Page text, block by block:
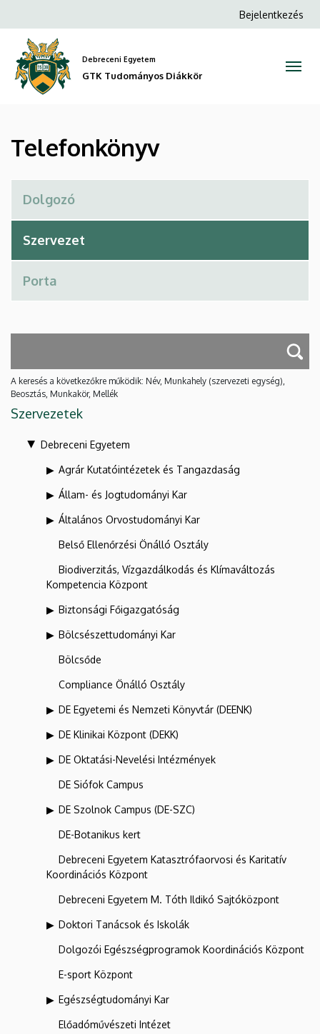
GTK
Tudományos
Diákkör
a
tartalomra
Anonim
Bejelentkezés
Debreceni Egyetem
GTK Tudományos Diákkör
Telefonkönyv
A keresés a következőkre működik: Név, Munkahely (szervezeti egység),
Beosztás, Munkakör, Mellék
Szervezetek
Debreceni Egyetem
Agrár Kutatóintézetek és Tangazdaság
Állam- és Jogtudományi Kar
Általános Orvostudományi Kar
Belső Ellenőrzési Önálló Osztály
Biodiverzitás, Vízgazdálkodás és Klímaváltozás
Kompetencia Központ
Biztonsági Főigazgatóság
Bölcsészettudományi Kar
Bölcsőde
Compliance Önálló Osztály
DE Egyetemi és Nemzeti Könyvtár (DEENK)
DE Klinikai Központ (DEKK)
DE Oktatási-Nevelési Intézmények
DE Siófok Campus
DE Szolnok Campus (DE-SZC)
DE-Botanikus kert
Debreceni Egyetem Katasztrófaorvosi és Karitatív
Koordinációs Központ
Debreceni Egyetem M. Tóth Ildikó Sajtóközpont
Doktori Tanácsok és Iskolák
Dolgozói Egészségprogramok Koordinációs Központ
E-sport Központ
Egészségtudományi Kar
Előadóművészeti Intézet